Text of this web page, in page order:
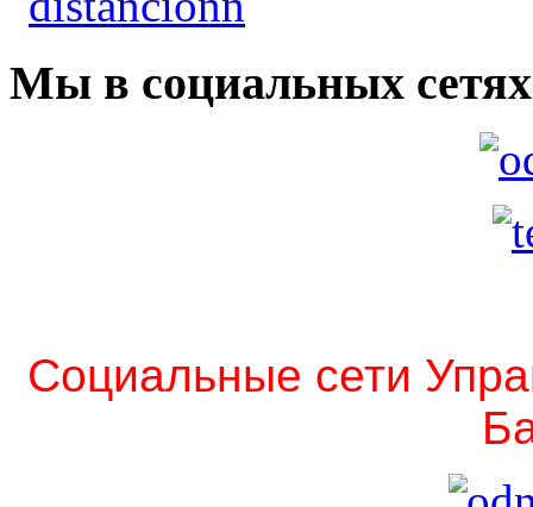
Мы в социальных сетях
Социальные сети